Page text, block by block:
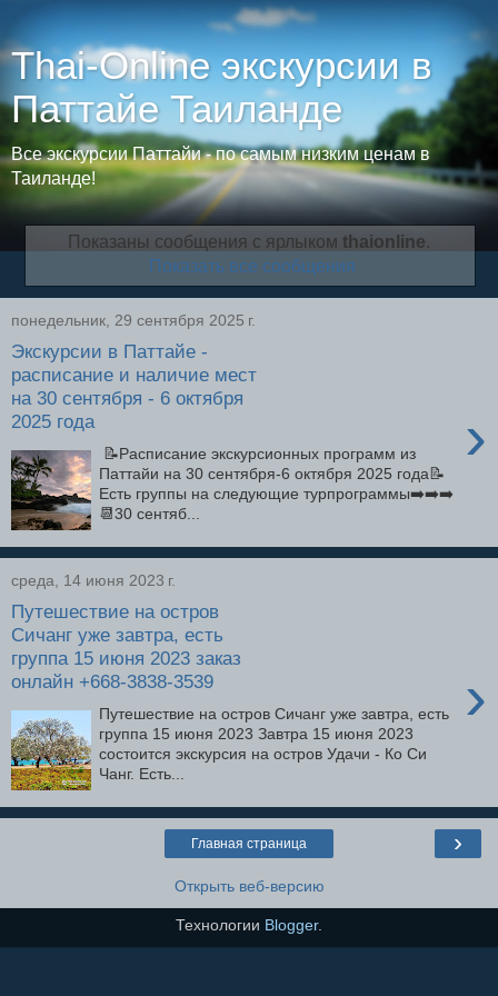
Thai-Online экскурсии в
Паттайе Таиланде
Все экскурсии Паттайи - по самым низким ценам в
Таиланде!
Показаны сообщения с ярлыком thaionline.
Показать все сообщения
понедельник, 29 сентября 2025 г.
Экскурсии в Паттайе -
расписание и наличие мест
на 30 сентября - 6 октября
2025 года
›
📝Расписание экскурсионных программ из
Паттайи на 30 сентября-6 октября 2025 года📝
Есть группы на следующие турпрограммы➡️➡️➡️
📆30 сентяб...
среда, 14 июня 2023 г.
Путешествие на остров
Сичанг уже завтра, есть
группа 15 июня 2023 заказ
онлайн +668-3838-3539
›
Путешествие на остров Сичанг уже завтра, есть
группа 15 июня 2023 Завтра 15 июня 2023
состоится экскурсия на остров Удачи - Ко Си
Чанг. Есть...
›
Главная страница
Открыть веб-версию
Технологии Blogger.